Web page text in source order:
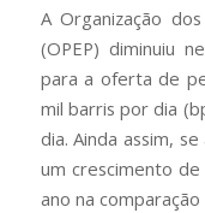
A Organização
(OPEP) diminuiu
para a oferta de
mil barris por dia
dia. Ainda assim,
um crescimento
ano na